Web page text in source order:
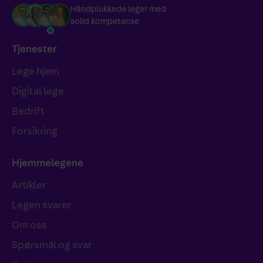
Håndplukkede leger med
solid kompetanse
Tjenester
Lege hjem
Digital lege
Bedrift
Forsikring
Hjemmelegene
Artikler
Legen svarer
Om oss
Spørsmål og svar